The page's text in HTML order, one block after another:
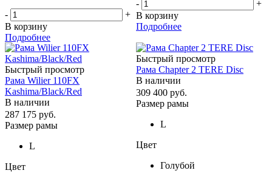
-
+
В корзину
Подробнее
-
+
В корзину
Подробнее
Быстрый просмотр
Рама Wilier 110FX
Kashima/Black/Red
В наличии
287 175 руб.
Размер рамы
L
Цвет
Быстрый просмотр
Рама Chapter 2 TERE Disc
В наличии
309 400 руб.
Размер рамы
L
Цвет
Голубой